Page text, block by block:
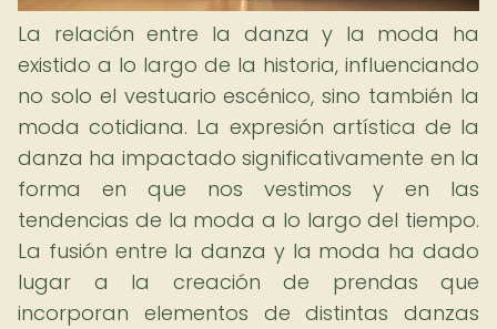
La relación entre la danza y la moda ha
existido a lo largo de la historia, influenciando
no solo el vestuario escénico, sino también la
moda cotidiana. La expresión artística de la
danza ha impactado significativamente en la
forma en que nos vestimos y en las
tendencias de la moda a lo largo del tiempo.
La fusión entre la danza y la moda ha dado
lugar a la creación de prendas que
incorporan elementos de distintas danzas